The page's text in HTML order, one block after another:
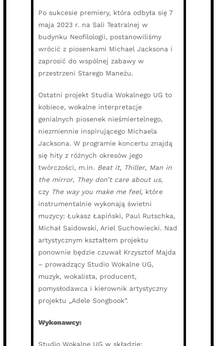
Po sukcesie premiery, która odbyła się 7
maja 2023 r. na Sali Teatralnej w
budynku Neofilologii, postanowiliśmy
wrócić z piosenkami Michael Jacksona i
zaprosić do wspólnej zabawy w
przestrzeni Starego Maneżu.
Ostatni projekt Studia Wokalnego UG to
kobiece, wokalne interpretacje
genialnych piosenek nieśmiertelnego,
niezmiennie inspirującego Michaela
Jacksona. W programie koncertu znajdą
się hity z różnych okresów jego
twórczości, m.in. Beat it, Thiller, Man in
the mirror, They don’t care about us,
czy The way you make me feel, które
instrumentalnie wykonają świetni
muzycy: Łukasz Łapiński, Paul Rutschka,
Michał Saidowski, Ariel Suchowiecki. Nad
artystycznym kształtem projektu
ponownie będzie czuwał Krzysztof Majda
– prowadzący Studio Wokalne UG,
muzyk, wokalista, producent,
pomysłodawca i kierownik artystyczny
projektu „Adele Songbook”.
Wykonawcy:
Studio Wokalne UG w składzie: